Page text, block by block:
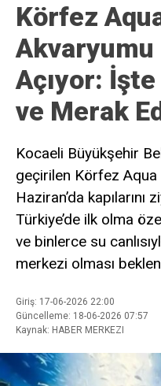
Körfez
Akvaryumu
Açıyor:
ve Merak
Kocaeli Büyükşehir
geçirilen Körfez Aqua
Haziran’da kapılarını
Türkiye’de ilk olma
ve binlerce su
merkezi olması
Giriş: 17-06-2026 22:00
Güncelleme: 18-06-2026 07:57
Kaynak: HABER MERKEZI